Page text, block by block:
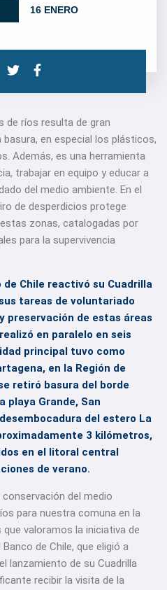
16 ENERO
de ríos resulta de gran
en especial los plásticos,
Además, es una herramienta
trabajar en equipo y educar a
del medio ambiente. En el
de desperdicios protege
zonas, catalogadas por
para la supervivencia
Chile reactivó su Cuadrilla
tareas de voluntariado
preservación de estas áreas
en paralelo en seis
principal tuvo como
en la Región de
retiró basura del borde
playa Grande, San
del estero La
3 kilómetros,
en el litoral central
de verano.
conservación del medio
para nuestra comuna en la
valoramos la iniciativa de
de Chile, que eligió a
lanzamiento de su Cuadrilla
recibir la visita de la